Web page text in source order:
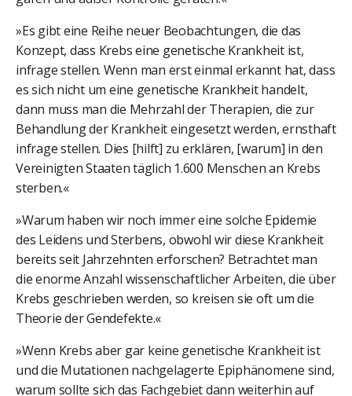
»Es gibt eine Reihe neuer Beobachtungen, die das
Konzept, dass Krebs eine genetische Krankheit ist,
infrage stellen. Wenn man erst einmal erkannt hat, dass
es sich nicht um eine genetische Krankheit handelt,
dann muss man die Mehrzahl der Therapien, die zur
Behandlung der Krankheit eingesetzt werden, ernsthaft
infrage stellen. Dies [hilft] zu erklären, [warum] in den
Vereinigten Staaten täglich 1.600 Menschen an Krebs
sterben.«
»Warum haben wir noch immer eine solche Epidemie
des Leidens und Sterbens, obwohl wir diese Krankheit
bereits seit Jahrzehnten erforschen? Betrachtet man
die enorme Anzahl wissenschaftlicher Arbeiten, die über
Krebs geschrieben werden, so kreisen sie oft um die
Theorie der Gendefekte.«
»Wenn Krebs aber gar keine genetische Krankheit ist
und die Mutationen nachgelagerte Epiphänomene sind,
warum sollte sich das Fachgebiet dann weiterhin auf